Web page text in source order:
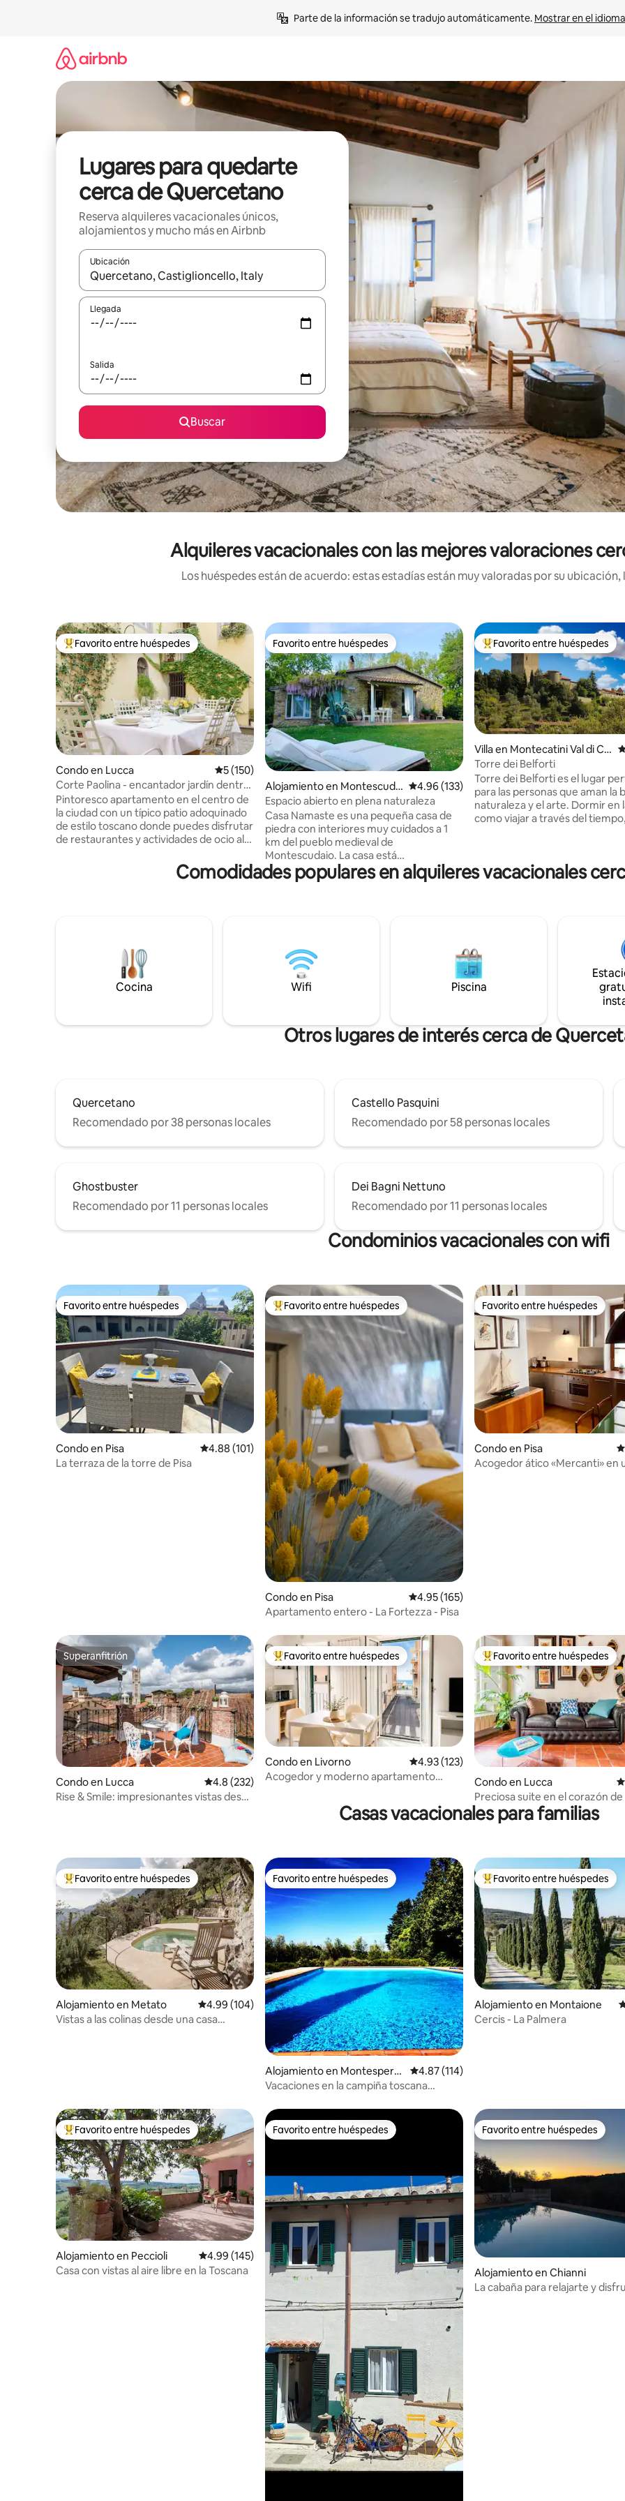
Parte de la información se tradujo automáticamente. Mostrar en el
Lugares para quedarte
cerca de Quercetano
Reserva alquileres vacacionales únicos,
alojamientos y mucho más en Airbnb
Ubicación
Cuando los resultados estén disponibles, navega con las teclas de flecha hacia arriba y hacia abajo o explora con el
Llegada
Salida
Buscar
Alquileres vacacionales con las mejores valoraciones
Los huéspedes están de acuerdo: estas estadías están muy valoradas por su
Favorito entre huéspedes preferido
Favorito entre huéspedes
Condo en Lucca Calificación promedio: 5 de 5, 150 reseñas
5 (150)
Corte Paolina - encantador jardín dentro
de Lucca
Pintoresco apartamento en el centro de
la ciudad con un típico patio adoquinado
de estilo toscano donde puedes disfrutar
de restaurantes y actividades de ocio al
proporcionan el escondite perfecto del
bullicio de la vida en la ciudad sin tener
moderna mientras se mantiene el
encanto y la sensación del pasado. ¡El
hogar perfecto lejos de casa !
Favorito entre huéspedes
Favorito entre huéspedes
Alojamiento en Montescudai
o
Calificación promedio: 4.96 de 5, 133 reseñas
4.96 (133)
Espacio abierto en plena naturaleza
Casa Namaste es una pequeña casa de
piedra con interiores muy cuidados a 1
km del pueblo medieval de
Montescudaio. La casa está
completamente rodeada de bosques y
robles centenarios, a 150 metros fluye el
libre rodeada de vegetación. Tenemos
una línea ADSL Vodafone con 33 de
descarga y 1,4 de subida. Desde esta
primavera también está disponible la
Favorito entre huéspedes
Favorito entre huéspedes
Villa en Montecatini Val di Ce
cina
Torre dei Belforti
Torre dei Belforti es el lugar
para las personas que aman la
naturaleza y el arte. Dormir en
como viajar a través del
cipreses y los olivos. El pueblo
plenamente de este
Comodidades populares en alquileres vacacionales
Cocina Wifi Piscina
Otros lugares de interés cerca de
Quercetano
Recomendado por 38 personas locales
Castello Pasquini
Recomendado por 58 personas locales
Ghostbuster
Recomendado por 11 personas locales
Dei Bagni Nettuno
Recomendado por 11 personas locales
Condominios vacacionales con wifi
Favorito entre huéspedes
Favorito entre huéspedes
Condo en Pisa Calificación promedio: 4.88 de 5, 101 reseñas
4.88 (101)
La terraza de la torre de Pisa
Favorito entre huéspedes preferido
Favorito entre huéspedes
Condo en Pisa Calificación promedio: 4.95 de 5, 165 reseñas
4.95 (165)
Apartamento entero - La Fortezza - Pisa
Favorito entre huéspedes
Favorito entre huéspedes
Condo en Pisa
Acogedor ático «Mercanti» en
Superanfitrión
Superanfitrión
Condo en Lucca Calificación promedio: 4.8 de 5, 232 reseñas
4.8 (232)
Rise & Smile: impresionantes vistas desde
Favorito entre huéspedes preferido
Favorito entre huéspedes
Condo en Livorno Calificación promedio: 4.93 de 5, 123 reseñas
4.93 (123)
Acogedor y moderno apartamento
Favorito entre huéspedes
Favorito entre huéspedes
Condo en Lucca
Preciosa suite en el corazón de
histórica Lucca
Casas vacacionales para familias
Favorito entre huéspedes preferido
Favorito entre huéspedes
Alojamiento en Metato Calificación promedio: 4.99 de 5, 104 reseñas
4.99 (104)
Vistas a las colinas desde una casa
Favorito entre huéspedes
Favorito entre huéspedes
Alojamiento en Montesperto
li
Calificación promedio: 4.87 de 5, 114 reseñas
4.87 (114)
Vacaciones en la campiña toscana
Favorito entre huéspedes
Favorito entre huéspedes
Alojamiento en Montaione
Cercis - La Palmera
Favorito entre huéspedes preferido
Favorito entre huéspedes
Alojamiento en Peccioli Calificación promedio: 4.99 de 5, 145 reseñas
4.99 (145)
Casa con vistas al aire libre en la Toscana
Favorito entre huéspedes
Favorito entre huéspedes Favorito entre huéspedes
Favorito entre huéspedes
Alojamiento en Chianni
La cabaña para relajarte y